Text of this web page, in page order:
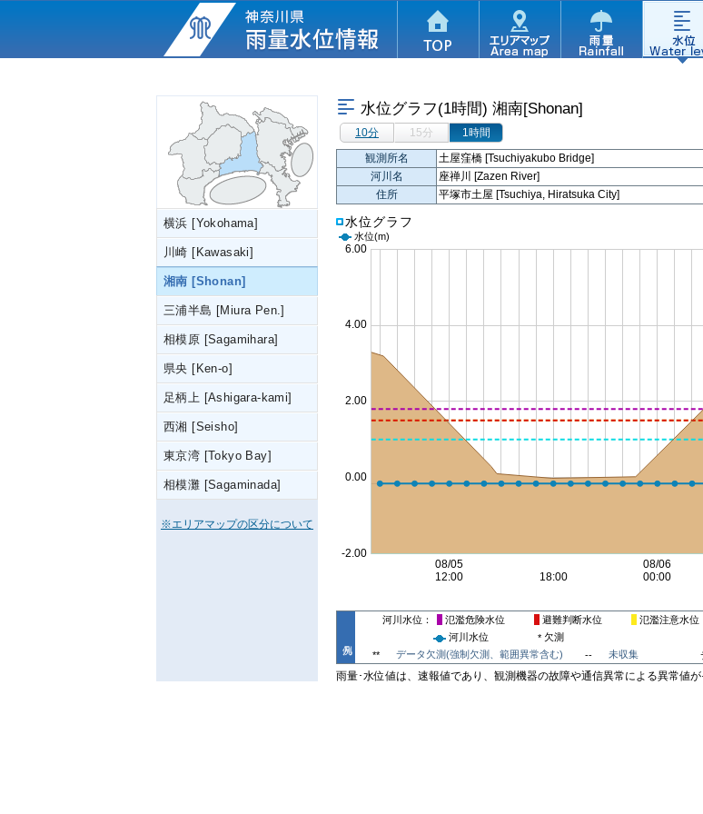
横浜 [Yokohama]
川崎 [Kawasaki]
湘南 [Shonan]
三浦半島 [Miura Pen.]
相模原 [Sagamihara]
県央 [Ken-o]
足柄上 [Ashigara-kami]
西湘 [Seisho]
東京湾 [Tokyo Bay]
相模灘 [Sagaminada]
※エリアマップの区分について
水位グラフ(1時間) 湘南[Shonan]
10分 15分 1時間
観測所名
土屋窪橋 [Tsuchiyakubo Bridge]
河川名
座禅川 [Zazen River]
住所
平塚市土屋 [Tsuchiya, Hiratsuka City]
水位グラフ
水位(m)
河川水位 氾濫危険水位 避難判断水位 氾濫注意水位
河川水位
* 欠測
**
データ欠測(強制欠測、範囲異常含む) -- 未収集
雨量･水位値は、速報値であり、観測機器の故障や通信異常による異常値